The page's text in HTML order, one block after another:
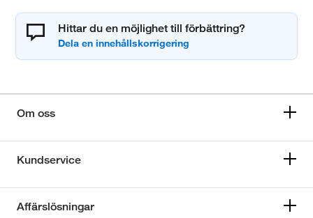
Hittar du en möjlighet till förbättring?
Om oss
Kundservice
Affärslösningar